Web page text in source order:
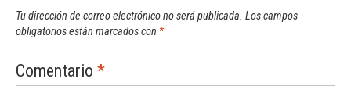
Tu dirección de correo electrónico no será publicada. Los campos
obligatorios están marcados con *
Comentario *